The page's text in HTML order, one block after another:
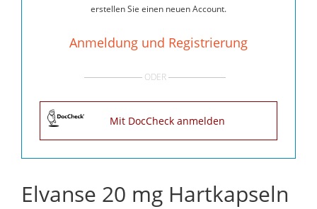
erstellen Sie einen neuen Account.
Anmeldung und Registrierung
ODER
Mit DocCheck anmelden
Elvanse 20 mg Hartkapseln